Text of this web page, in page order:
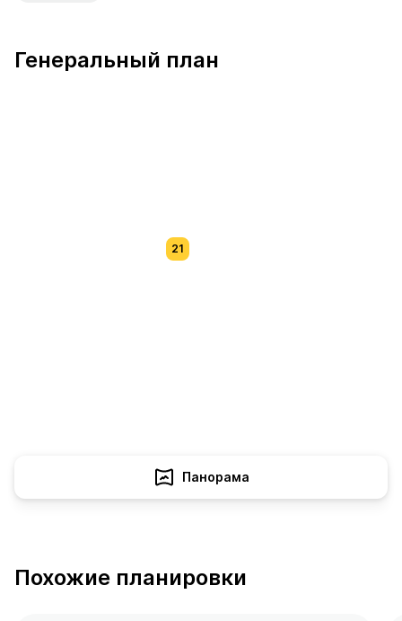
Генеральный план
21
Панорама
Похожие планировки